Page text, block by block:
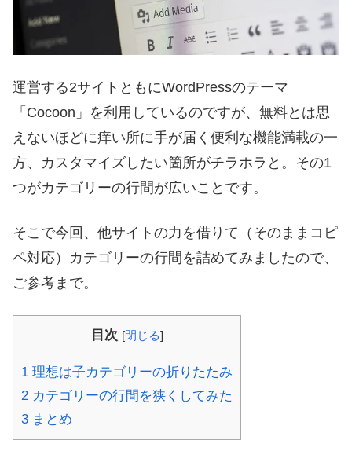
運営する2サイトともにWordPressのテーマ
「Cocoon」を利用しているのですが、無料とは思
えないほどに痒い所に手が届く便利な機能満載の一
方、カスタマイズしたい箇所がチラホラと。その1
つがカテゴリーの行間が広いことです。
そこで今回、他サイトの力を借りて（そのままコピ
ペ対応）カテゴリーの行間を詰めてみましたので、
ご参考まで。
目次 [閉じる]
1 理想は子カテゴリーの折りたたみ
2 カテゴリーの行間を狭くしてみた
3 まとめ